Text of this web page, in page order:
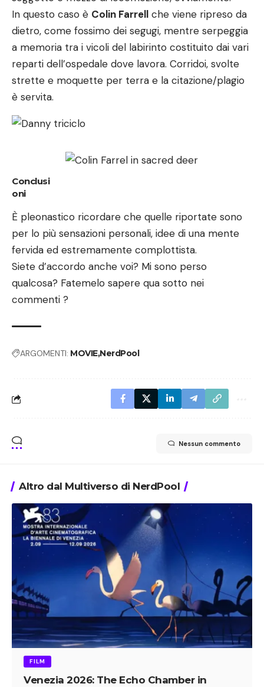
In questo caso è Colin Farrell che viene ripreso da
dietro, come fossimo dei segugi, mentre serpeggia
a memoria tra i vicoli del labirinto costituito dai vari
reparti dell’ospedale dove lavora. Corridoi, svolte
strette e moquette per terra e la citazione/plagio
è servita.
Conclusi
oni
È pleonastico ricordare che quelle riportate sono
per lo più sensazioni personali, idee di una mente
fervida ed estremamente complottista.
Siete d’accordo anche voi? Mi sono perso
qualcosa? Fatemelo sapere qua sotto nei
commenti ?
ARGOMENTI: MOVIENerdPool
Nessun commento
Altro dal Multiverso di NerdPool
FILM
Venezia 2026: The Echo Chamber in